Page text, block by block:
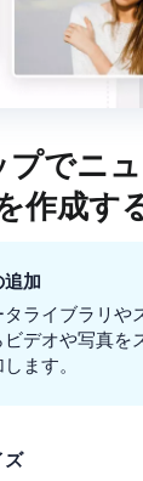
でニ
作成す
追加
タライブラリや
デオや写真を
ます。
ズ